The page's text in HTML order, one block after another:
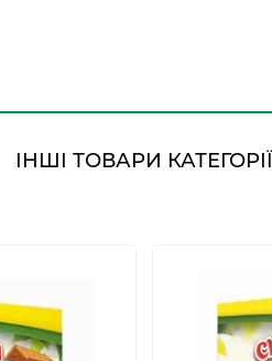
ІНШІ ТОВАРИ КАТЕГОРІЇ